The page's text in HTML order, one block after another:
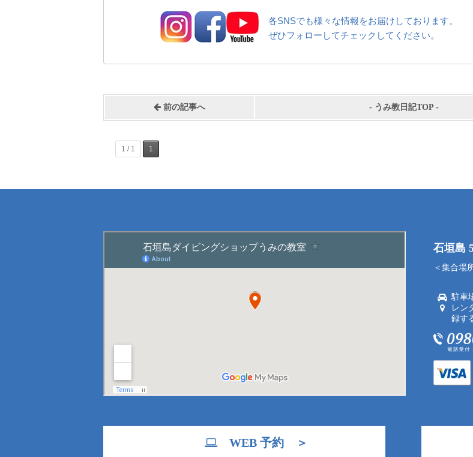
各SNSでも様々な情報をお届けしております。
ぜひフォローしてチェックしてください。
前の記事へ - うみ教日記TOP-
1 / 1 1
石垣島
＜集合場
駐車
レン
録す
WEB 予約 ＞